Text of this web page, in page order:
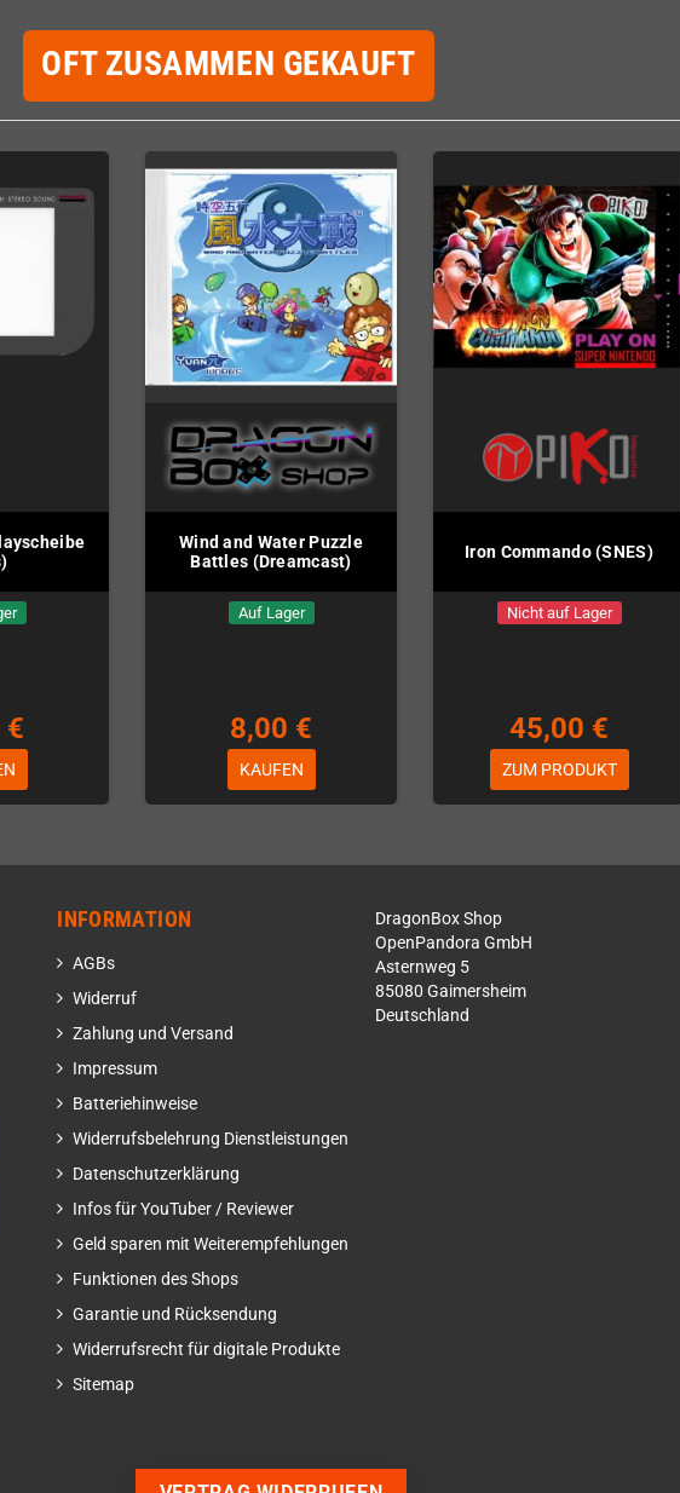
OFT ZUSAMMEN GEKAUFT
€
Wind and Water Puzzle
Battles (Dreamcast)
Auf Lager
8,00 €
KAUFEN
Iron Commando (SNES)
Nicht auf Lager
45,00 €
ZUM PRODUKT
INFORMATION
AGBs
Widerruf
Zahlung und Versand
Impressum
Batteriehinweise
Widerrufsbelehrung Dienstleistungen
Datenschutzerklärung
Infos für YouTuber / Reviewer
Geld sparen mit Weiterempfehlungen
Funktionen des Shops
Garantie und Rücksendung
Widerrufsrecht für digitale Produkte
Sitemap
DragonBox Shop
OpenPandora GmbH
Asternweg 5
85080 Gaimersheim
Deutschland